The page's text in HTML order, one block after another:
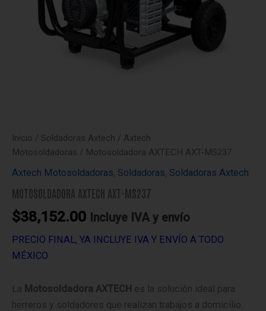
Inicio / Soldadoras Axtech / Axtech
Motosoldadoras / Motosoldadora AXTECH AXT-MS237
Axtech Motosoldadoras, Soldadoras, Soldadoras Axtech
MOTOSOLDADORA AXTECH AXT-MS237
$38,152.00 Incluye IVA y envío
PRECIO FINAL, YA INCLUYE IVA Y ENVÍO A TODO
MÉXICO
La Motosoldadora AXTECH es la solución ideal para
herreros y soldadores que realizan trabajos a domicilio.